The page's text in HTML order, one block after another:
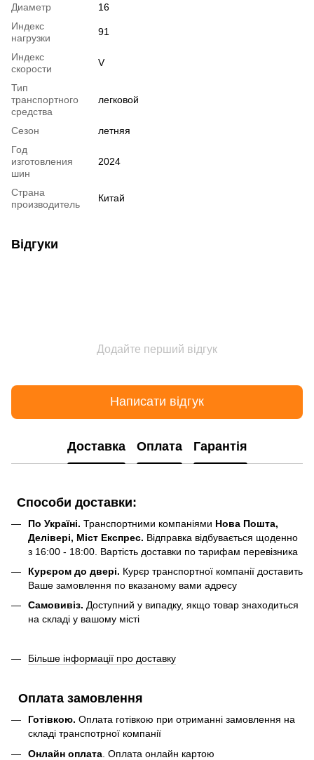
Диаметр
16
Индекс
нагрузки
91
Индекс
скорости
V
Тип
транспортного
средства
легковой
Сезон
летняя
Год
изготовления
шин
2024
Страна
производитель
Китай
Відгуки
Додайте перший відгук
Написати відгук
Доставка Оплата Гарантія
Способи доставки:
По Україні. Транспортними компаніями Нова Пошта,
Делівері, Міст Експрес. Відправка відбувається щоденно
з 16:00 - 18:00. Вартість доставки по тарифам перевізника
Курєром до двері. Курєр транспортної компанії доставить
Ваше замовлення по вказаному вами адресу
Самовивіз. Доступний у випадку, якщо товар знаходиться
на складі у вашому місті
Більше інформації про доставку
Оплата замовлення
Готівкою. Оплата готівкою при отриманні замовлення на
складі транспотрної компанії
Онлайн оплата . Оплата онлайн картою